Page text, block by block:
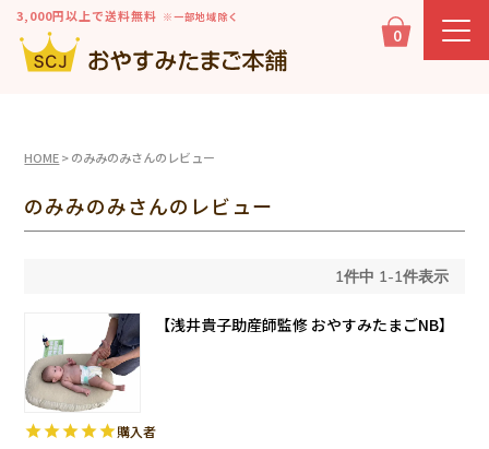
3,000円以上で送料無料 ※一部地域除く
0
HOME のみみのみさんのレビュー
のみみのみさんのレビュー
1件中 1-1件表示
【浅井貴子助産師監修 おやすみたまごNB】
購入者